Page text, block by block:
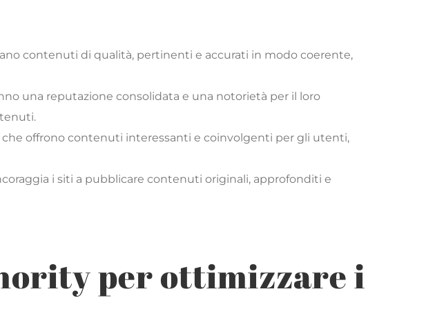
contenuti di qualità, pertinenti e accurati in modo coerente,
una reputazione consolidata e una notorietà per il loro
che offrono contenuti interessanti e coinvolgenti per gli utenti,
i siti a pubblicare contenuti originali, approfonditi e
per ottimizzare i